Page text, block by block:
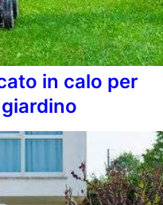
in calo per